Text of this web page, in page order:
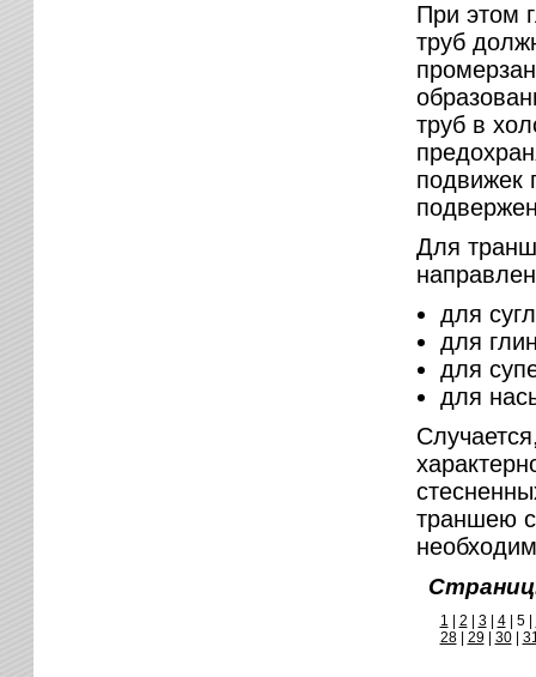
При этом
труб
труб в
подвижек
Для
для
для
для
для
траншею
1 2 3| 4| 5 |
28| 29| 30|